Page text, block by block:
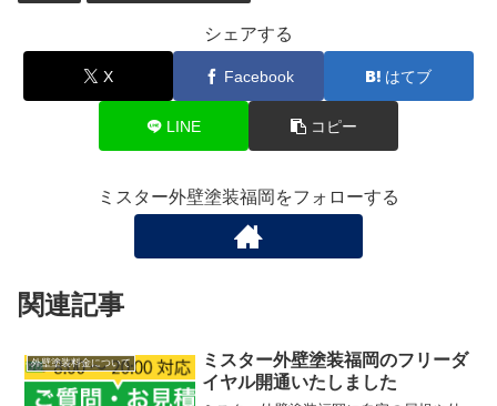
シェアする
X Facebook はてブ
LINE コピー
ミスター外壁塗装福岡をフォローする
関連記事
外壁塗装料金について
ミスター外壁塗装福岡のフリーダ
イヤル開通いたしました